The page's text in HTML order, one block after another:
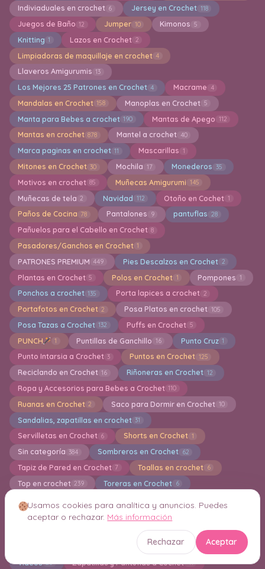
Indiviaduales en crochet 6 Jersey en Crochet 118
Juegos de Baño 12 Jumper 10 Kimonos 5
Knitting 1 Lazos en Crochet 2
Limpiadoras de maquillaje en crochet 4
Llaveros Amigurumis 13
Los Mejores 25 Patrones en Crochet 4 Macrame 4
Mandalas en Crochet 158 Manoplas en Crochet 5
Manta para Bebes a crochet 190 Mantas de Apego 112
Mantas en crochet 878 Mantel a crochet 40
Marca paginas en crochet 11 Mascarillas 1
Mitones en Crochet 30 Mochila 17 Monederos 35
Motivos en crochet 85 Muñecas Amigurumi 145
Muñecas de tela 2 Navidad 112 Otoño en Cochet 1
Paños de Cocina 78 Pantalones 9 pantuflas 28
Pañuelos para el Cabello en Crochet 8
Pasadores/Ganchos en Crochet 1
PATRONES PREMIUM 449 Pies Descalzos en Crochet 2
Plantas en Crochet 5 Polos en Crochet 1 Pompones 1
Ponchos a crochet 135 Porta lapices a crochet 2
Portafotos en Crochet 2 Posa Platos en crochet 105
Posa Tazas a Crochet 132 Puffs en Crochet 5
PUNCH 1 Puntillas de Ganchillo 16 Punto Cruz 1
Punto Intarsia a Crochet 3 Puntos en Crochet 125
Reciclando en Crochet 16 Riñoneras en Crochet 12
Ropa y Accesorios para Bebes a Crochet 110
Ruanas en Crochet 2 Saco para Dormir en Crochet 10
Sandalias, zapatillas en crochet 31
Servilletas en Crochet 6 Shorts en Crochet 1
Sin categoría 384 Sombreros en Crochet 62
Tapiz de Pared en Crochet 7 Toallas en crochet 6
Top en crochet 239 Toreras en Crochet 6
Trajes de baños a crochet
Túnica en crochet 15 Verano a Crochet
Vestidos a crochet para muñecas Barbie 8
Vestidos para Niñas en crochet
Videos 20 Zapatillas y Pantuflas a Cochet 41
Usamos cookies para analítica y anuncios. Puedes
aceptar o rechazar. Más información
Rechazar Aceptar